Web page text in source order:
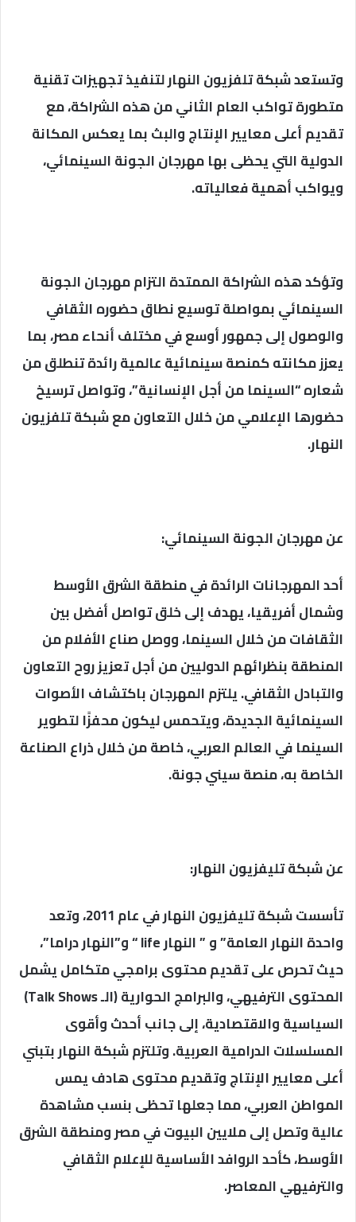
وتستعد شبكة تلفزيون النهار لتنفيذ تجهيزات تقنية
متطورة تواكب العام الثاني من هذه الشراكة، مع
تقديم أعلى معايير الإنتاج والبث بما يعكس المكانة
الدولية التي يحظى بها مهرجان الجونة السينمائي،
ويواكب أهمية فعالياته.
وتؤكد هذه الشراكة الممتدة التزام مهرجان الجونة
السينمائي بمواصلة توسيع نطاق حضوره الثقافي
والوصول إلى جمهور أوسع في مختلف أنحاء مصر، بما
يعزز مكانته كمنصة سينمائية عالمية رائدة تنطلق من
شعاره “السينما من أجل الإنسانية”، وتواصل ترسيخ
حضورها الإعلامي من خلال التعاون مع شبكة تلفزيون
النهار.
عن مهرجان الجونة السينمائي:
أحد المهرجانات الرائدة في منطقة الشرق الأوسط
وشمال أفريقيا، يهدف إلى خلق تواصل أفضل بين
الثقافات من خلال السينما، ووصل صناع الأفلام من
المنطقة بنظرائهم الدوليين من أجل تعزيز روح التعاون
والتبادل الثقافي. يلتزم المهرجان باكتشاف الأصوات
السينمائية الجديدة، ويتحمس ليكون محفزًا لتطوير
السينما في العالم العربي، خاصة من خلال ذراع الصناعة
الخاصة به، منصة سيني جونة.
عن شبكة تليفزيون النهار:
تأسست شبكة تليفزيون النهار في عام 2011، وتعد
واحدة النهار العامة” و ” النهار life “ و”النهار دراما”،
حيث تحرص على تقديم محتوى برامجي متكامل يشمل
المحتوى الترفيهي، والبرامج الحوارية (الـ Talk Shows)
السياسية والاقتصادية، إلى جانب أحدث وأقوى
المسلسلات الدرامية العربية. وتلتزم شبكة النهار بتبني
أعلى معايير الإنتاج وتقديم محتوى هادف يمس
المواطن العربي، مما جعلها تحظى بنسب مشاهدة
عالية وتصل إلى ملايين البيوت في مصر ومنطقة الشرق
الأوسط، كأحد الروافد الأساسية للإعلام الثقافي
والترفيهي المعاصر.